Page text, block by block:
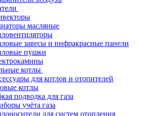
масляные
завесы и инфракрасные панели
пушки
котлы
для котлов и отопителей
котлы
подводка для газа
учёта газа
для систем отопления